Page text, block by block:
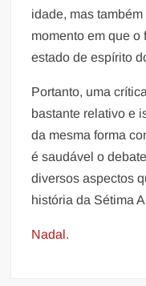
idade, mas
momento em que o
estado de espírito
Portanto, uma
bastante relativo e
da mesma forma
é saudável o
diversos aspectos
história da Sétima
Nadal.